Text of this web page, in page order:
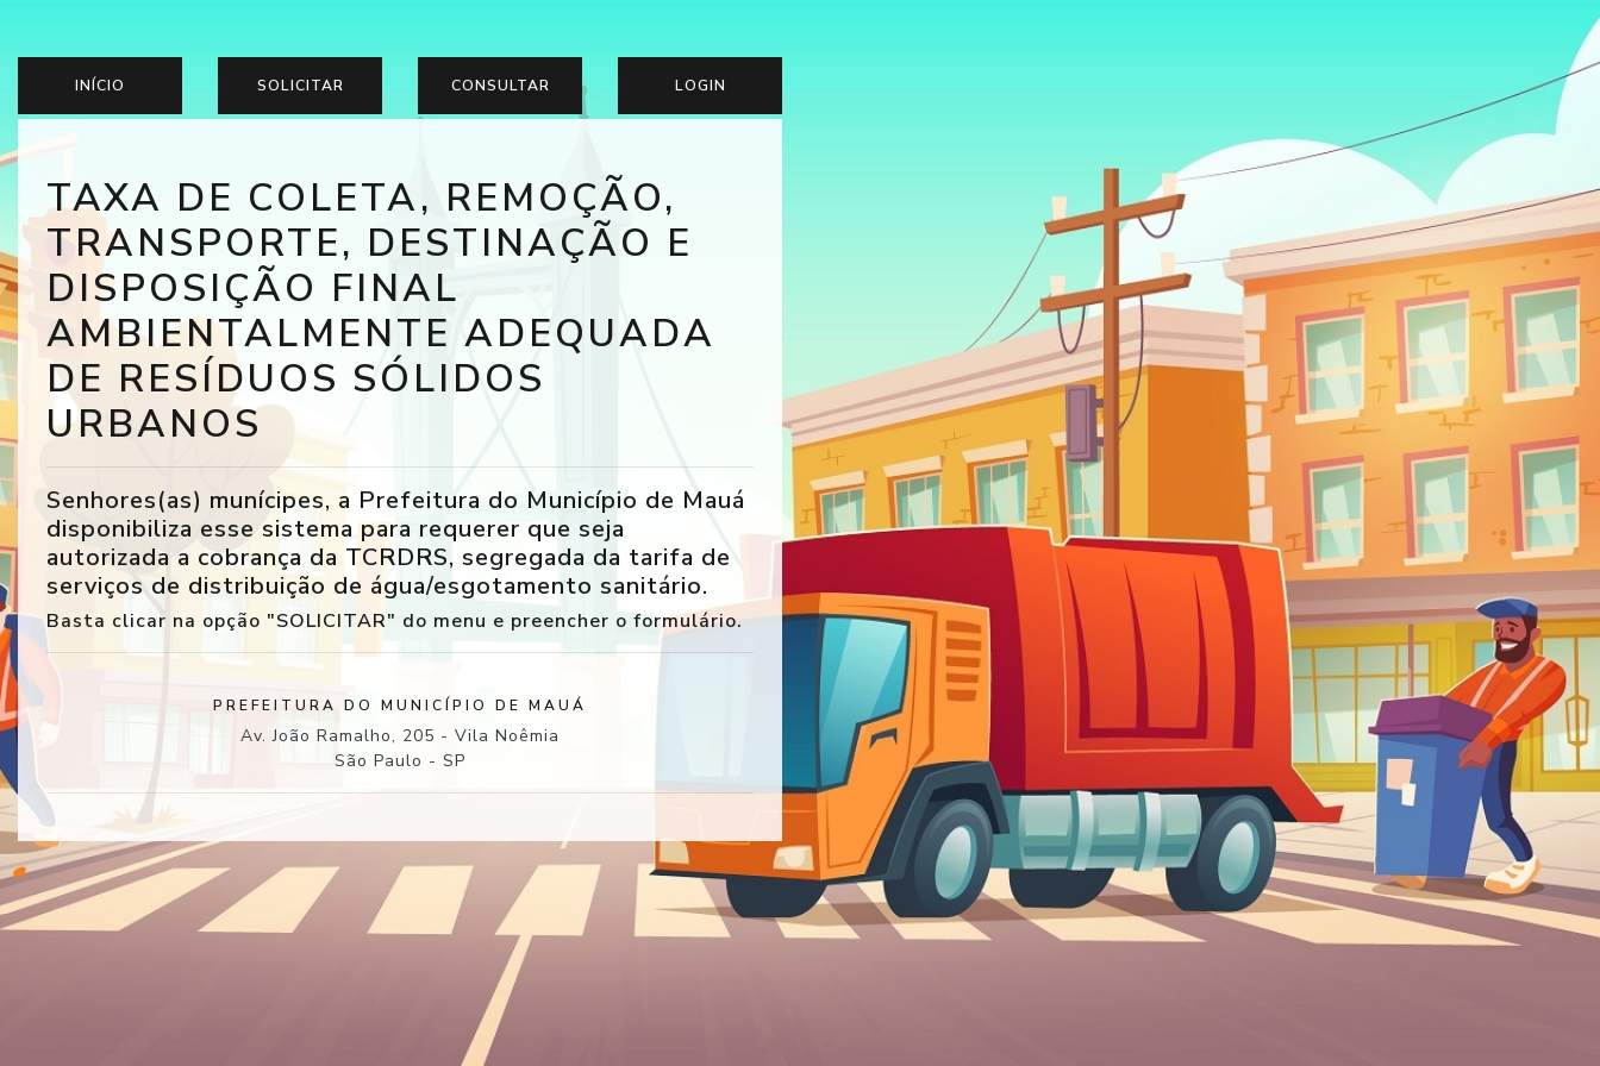
INÍCIO SOLICITAR CONSULTAR LOGIN
TAXA DE COLETA, REMOÇÃO,
TRANSPORTE, DESTINAÇÃO E
DISPOSIÇÃO FINAL
AMBIENTALMENTE ADEQUADA
DE RESÍDUOS SÓLIDOS
URBANOS
Senhores(as) munícipes, a Prefeitura do Município de Mauá
disponibiliza esse sistema para requerer que seja
autorizada a cobrança da TCRDRS, segregada da tarifa de
serviços de distribuição de água/esgotamento sanitário.
Basta clicar na opção "SOLICITAR" do menu e preencher o formulário.
PREFEITURA DO MUNICÍPIO DE MAUÁ
Av. João Ramalho, 205 - Vila Noêmia
São Paulo - SP